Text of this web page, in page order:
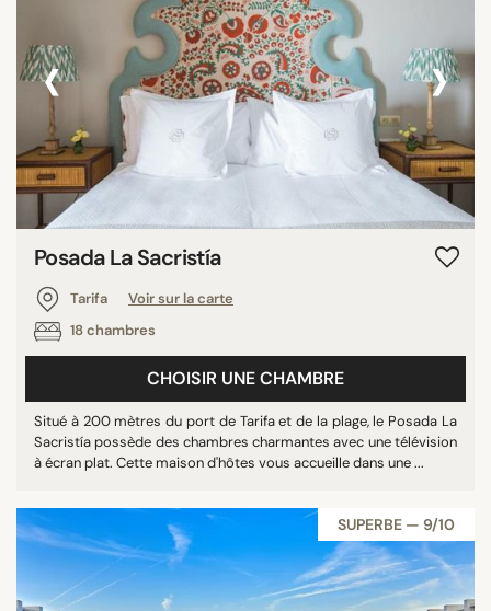
‹ ›
Posada La Sacristía
Tarifa
Voir sur la carte
18 chambres
CHOISIR UNE CHAMBRE
Situé à 200 mètres du port de Tarifa et de la plage, le Posada La
Sacristía possède des chambres charmantes avec une télévision
à écran plat. Cette maison d'hôtes vous accueille dans une ...
SUPERBE — 9/10